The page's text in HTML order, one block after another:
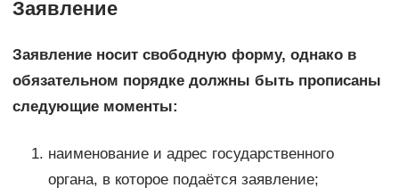
Заявление
Заявление носит свободную форму, однако в
обязательном порядке должны быть прописаны
следующие моменты:
наименование и адрес государственного
органа, в которое подаётся заявление;